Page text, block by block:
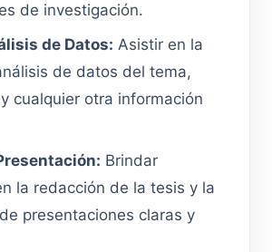
de investigación.
de Datos: Asistir en la
de datos del tema,
cualquier otra información
Brindar
la redacción de la tesis y la
presentaciones claras y